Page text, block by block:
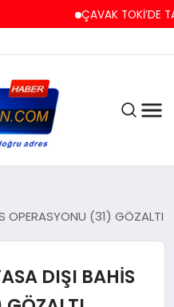
ÇAVAK TOKİ’DE
OPERASYONU (31) GÖZALTI
DIŞI BAHİS